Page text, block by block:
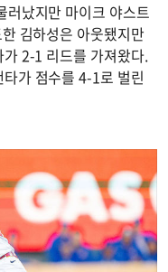
러났지만 마이크 야스트
김하성은 아웃됐지만
2-1 리드를 가져왔다.
가 점수를 4-1로 벌린